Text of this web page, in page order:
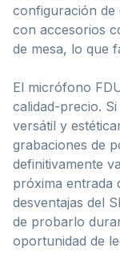
configuración de
con accesorios
de mesa, lo que
El micrófono
calidad-precio.
versátil y
grabaciones de
definitivamente
próxima entrada
desventajas del
de probarlo
oportunidad de